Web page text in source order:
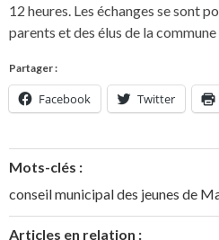
12 heures. Les échanges se sont
parents et des élus de la
Partager :
Facebook Twitter
Mots-clés :
conseil municipal des jeunes de
Articles en relation :